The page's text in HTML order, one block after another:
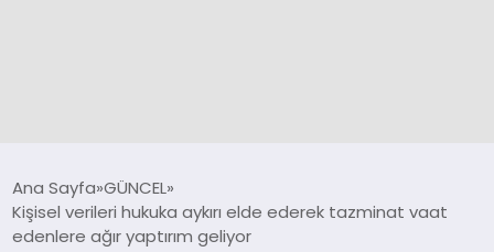
SPOR
Ana Sayfa GÜNCEL
Kişisel verileri hukuka aykırı elde ederek tazminat vaat
edenlere ağır yaptırım geliyor